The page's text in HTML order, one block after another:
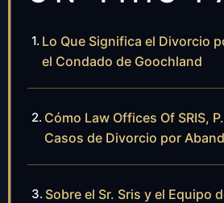
Lo Que Significa el Divorcio
el Condado de Goochland
Cómo Law Offices Of SRIS,
Casos de Divorcio por
Sobre el Sr. Sris y el Equipo